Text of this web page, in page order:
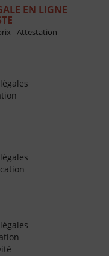
EN LIGNE
- Attestation